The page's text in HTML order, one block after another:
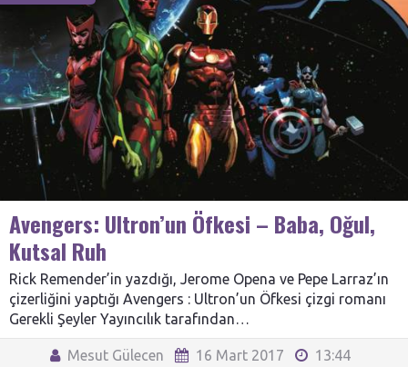
Avengers: Ultron’un Öfkesi – Baba, Oğul,
Kutsal Ruh
Rick Remender’in yazdığı, Jerome Opena ve Pepe Larraz’ın
çizerliğini yaptığı Avengers : Ultron’un Öfkesi çizgi romanı
Gerekli Şeyler Yayıncılık tarafından…
Mesut Gülecen 16 Mart 2017 13:44